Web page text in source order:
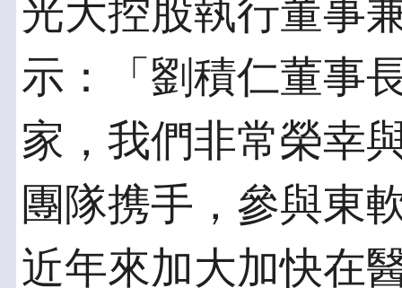
光大控股執行董事
示：「劉積仁董事
家，我們非常榮幸
團隊携手，參與東
近年來加大加快在